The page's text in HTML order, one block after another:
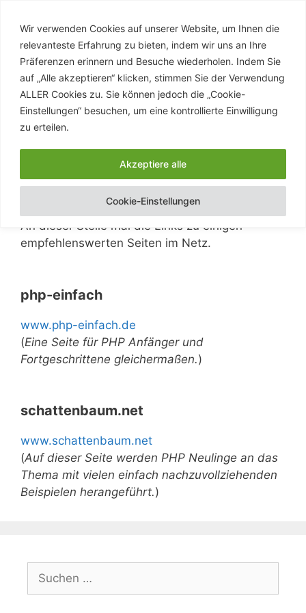
Wir verwenden Cookies auf unserer Website, um Ihnen die
relevanteste Erfahrung zu bieten, indem wir uns an Ihre
Präferenzen erinnern und Besuche wiederholen. Indem Sie
auf „Alle akzeptieren“ klicken, stimmen Sie der Verwendung
ALLER Cookies zu. Sie können jedoch die „Cookie-
Einstellungen“ besuchen, um eine kontrollierte Einwilligung
zu erteilen.
Cookie-Einstellungen
Akzeptiere alle
Inhalt
springen
stefanpaschke.de
Eine private Webseite
Menü
Links
An dieser Stelle mal die Links zu einigen
empfehlenswerten Seiten im Netz.
php-einfach
www.php-einfach.de
(Eine Seite für PHP Anfänger und
Fortgeschrittene gleichermaßen.)
schattenbaum.net
www.schattenbaum.net
(Auf dieser Seite werden PHP Neulinge an das
Thema mit vielen einfach nachzuvollziehenden
Beispielen herangeführt.)
Suchen
nach: